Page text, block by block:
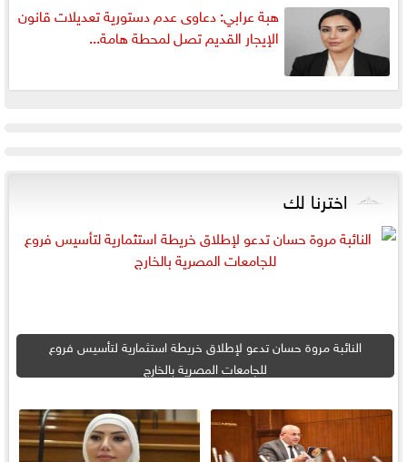
هبة عرابي: دعاوى عدم دستورية تعديلات قانون
الإيجار القديم تصل لمحطة هامة...
اخترنا لك
النائبة مروة حسان تدعو لإطلاق خريطة استثمارية لتأسيس فروع
للجامعات المصرية بالخارج